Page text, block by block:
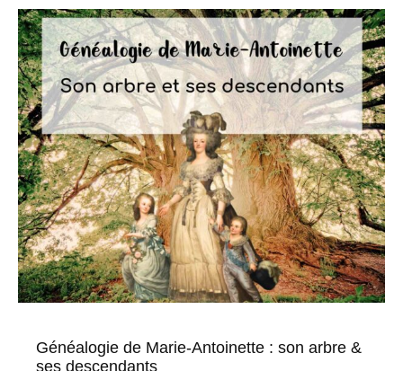
Généalogie de Marie-Antoinette : son arbre &
ses descendants